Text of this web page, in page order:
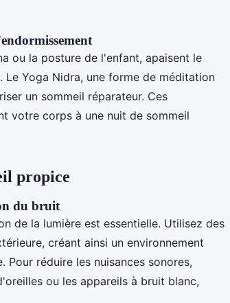
ou la posture de l'enfant, apaisent le
Yoga Nidra, une forme de méditation
un sommeil réparateur. Ces
votre corps à une nuit de sommeil
propice
du bruit
de la lumière est essentielle. Utilisez des
créant ainsi un environnement
réduire les nuisances sonores,
ou les appareils à bruit blanc,